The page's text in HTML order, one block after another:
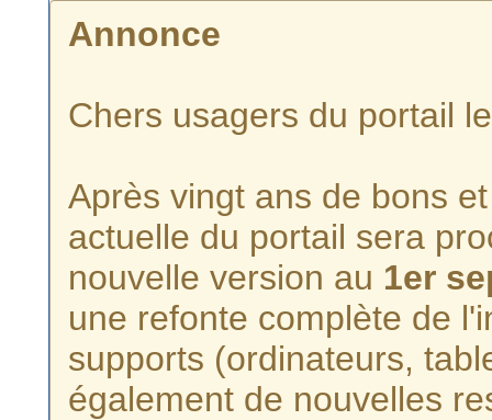
Annonce
Chers usagers du portail
Après vingt ans de bons
actuelle du portail sera
nouvelle version au 1er
une refonte complète de
supports (ordinateurs,
également de nouvelles